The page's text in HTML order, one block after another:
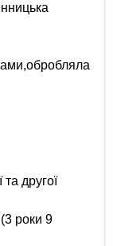
другої
роки 9